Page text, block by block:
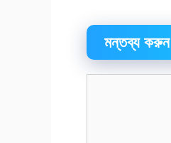
মন্তব্য করুন